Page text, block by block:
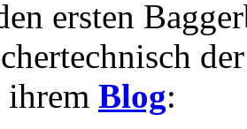
ersten
ihrem Blog: